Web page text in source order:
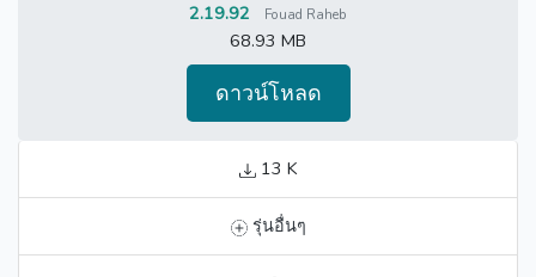
2.19.92 Fouad Raheb
68.93 MB
ดาวน์โหลด
13 K
รุ่นอื่นๆ